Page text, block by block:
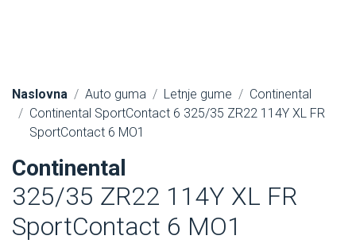
Naslovna Auto guma Letnje gume
Continental
Continental SportContact 6 325/35 ZR22 114Y XL FR
SportContact 6 MO1
Continental
325/35 ZR22 114Y XL FR
SportContact 6 MO1